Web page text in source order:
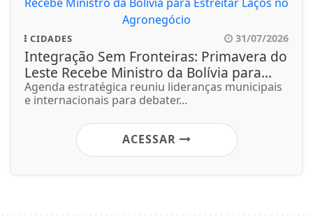
CIDADES 31/07/2026
Integração Sem Fronteiras: Primavera do
Leste Recebe Ministro da Bolívia para...
Agenda estratégica reuniu lideranças municipais
e internacionais para debater...
ACESSAR